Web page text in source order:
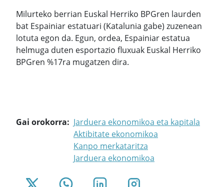
Milurteko berrian Euskal Herriko BPGren laurden
bat Espainiar estatuari (Katalunia gabe) zuzenean
lotuta egon da. Egun, ordea, Espainiar estatua
helmuga duten esportazio fluxuak Euskal Herriko
BPGren %17ra mugatzen dira.
Gai orokorra
Jarduera ekonomikoa eta kapitala
Aktibitate ekonomikoa
Kanpo merkataritza
Jarduera ekonomikoa